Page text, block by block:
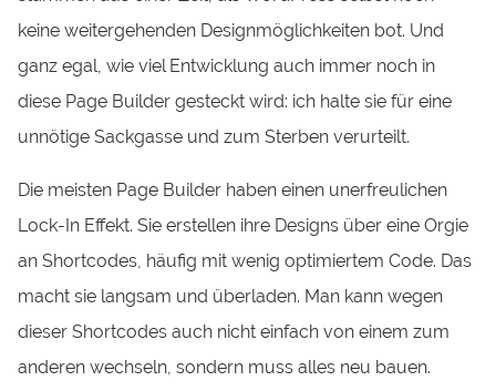
keine weitergehenden Designmöglichkeiten bot. Und
ganz egal, wie viel Entwicklung auch immer noch in
diese Page Builder gesteckt wird: ich halte sie für eine
unnötige Sackgasse und zum Sterben verurteilt.
Die meisten Page Builder haben einen unerfreulichen
Lock-In Effekt. Sie erstellen ihre Designs über eine Orgie
an Shortcodes, häufig mit wenig optimiertem Code. Das
macht sie langsam und überladen. Man kann wegen
dieser Shortcodes auch nicht einfach von einem zum
anderen wechseln, sondern muss alles neu bauen.